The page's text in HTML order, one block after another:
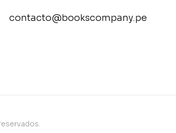
contacto@bookscompany.pe